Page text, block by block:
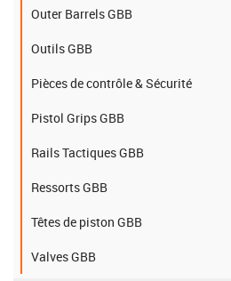
Outer Barrels GBB
Outils GBB
Pièces de contrôle & Sécurité
Pistol Grips GBB
Rails Tactiques GBB
Ressorts GBB
Têtes de piston GBB
Valves GBB